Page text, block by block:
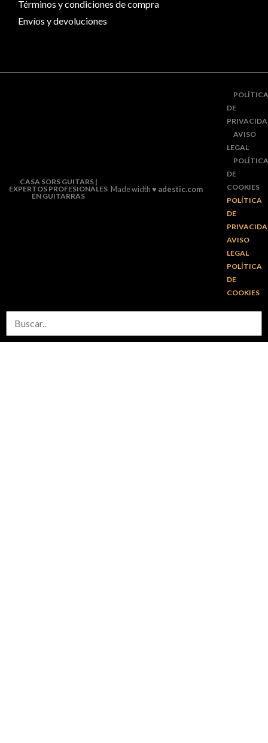
Términos y condiciones de compra
Envíos y devoluciones
CASA SORS GUITARS |
EXPERTOS PROFESIONALES
EN GUITARRAS
Made width ♥ adestic.com
DE
AVISO
LEGAL
DE
COOKIES
POLÍTICA
DE
AVISO
LEGAL
POLÍTICA
DE
COOKIES